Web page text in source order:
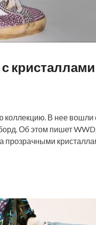
кристаллами
коллекцию. В нее
Об этом пишет